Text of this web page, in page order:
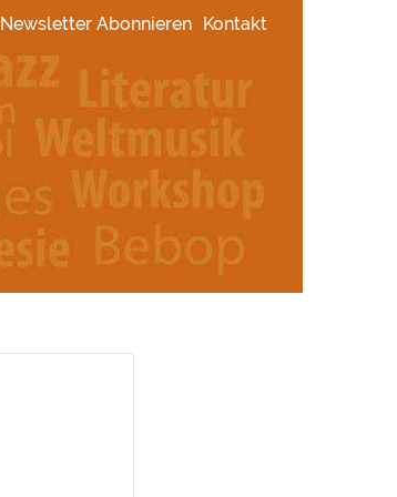
Newsletter Abonnieren Kontakt